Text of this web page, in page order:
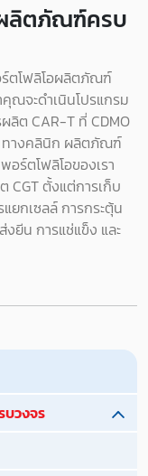
ลิตภัณฑ์ครบ
ร์ตโฟลิโอผลิตภัณฑ์
ณจะดำเนินโปรแกรม
ลิต CAR-T ที่ CDMO
ทางคลินิก ผลิตภัณฑ์
ร์ตโฟลิโอของเรา
CGT ตั้งแต่การเก็บ
ยกเซลล์ การกระตุ้น
งยีน การแช่แข็ง และ
วงจร